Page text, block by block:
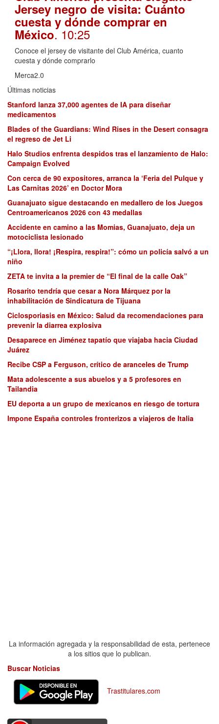
Jersey negro de visita: Cuánto
cuesta y dónde comprar en
México. 10:25
Conoce el jersey de visitante del Club América, cuanto
cuesta y dónde comprarlo
Merca2.0
Últimas noticias
Stanford lanza 37,000 agentes de IA para diseñar
medicamentos
Blades of the Guardians: Wind Rises in the Desert consagra
el regreso de Jet Li
Halo Studios enfrenta despidos tras el lanzamiento de Halo:
Campaign Evolved
Con cerca de 90 expositores, arranca la ‘Feria del Pulque y
Las Carnitas 2026’ en Doctor Mora
Guanajuato sigue destacando en medallero de los Juegos
Centroamericanos 2026 con 43 medallas
Accidente en camino a las Momias, Guanajuato, deja un
motociclista lesionado
“¡Llora, llora! ¡Respira, respira!”: cómo un policía salvó a un
niño
ZETA te invita a la premier de “El final de la calle Oak”
Rosarito tendría que cesar a Nora Márquez por la
inhabilitación de Sindicatura de Tijuana
Ciclosporiasis en México: Salud da recomendaciones para
prevenir la diarrea explosiva
Desaparece en Jiménez tapatío que viajaba hacia Ciudad
Juárez
Recibe CSP a Ferguson, crítico de aranceles de Trump
Mata adolescente a sus abuelos y a 5 profesores en
Tailandia
EU deporta a un grupo de mexicanos en riesgo de tortura
Impone España controles fronterizos a viajeros de Italia
La información agregada y la responsabilidad de esta, pertenece
a los sitios que lo publican.
Buscar Noticias
Trastitulares.com